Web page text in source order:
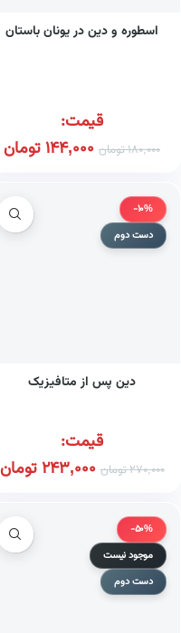
اسطوره و دین در یونان باستان
قیمت:
180,000تومان 144,000تومان
-10%
دست دوم
دین پس از متافیزیک
قیمت:
270,000تومان 243,000تومان
-50%
موجود نیست
دست دوم